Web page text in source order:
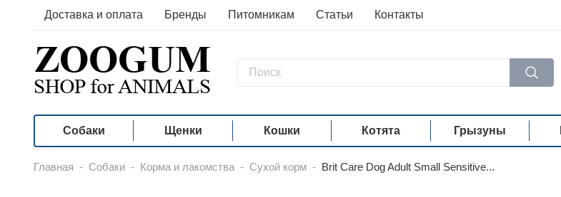
Доставка и оплата Бренды Питомникам Статьи Контакты
Собаки Щенки Кошки Котята Грызуны
Главная - Собаки - Корма и лакомства - Сухой корм - Brit Care Dog Adult Small Sensitive...